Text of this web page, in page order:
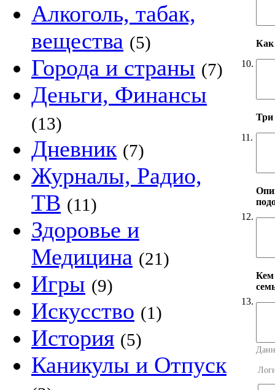
Алкоголь, табак,
вещества (5)
Города и страны (7)
Деньги, Финансы
(13)
Дневник (7)
Журналы, Радио,
ТВ (11)
Здоровье и
Медицина (21)
Игры (9)
Искусство (1)
История (5)
Каникулы и Отпуск
10.
Как
11.
Три
12.
13.
Кем